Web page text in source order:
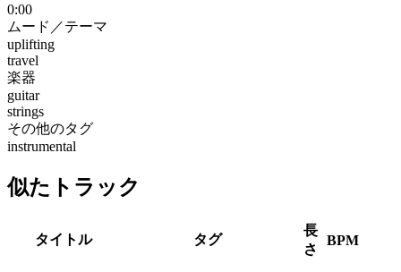
0:00
ムード／テーマ
uplifting
travel
楽器
guitar
strings
その他のタグ
instrumental
似たトラック
タイトル タグ
長
さ
BPM